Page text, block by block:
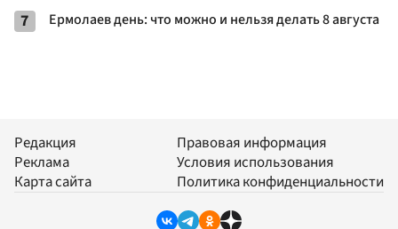
7 Ермолаев день: что можно и нельзя делать 8 августа
Редакция
Реклама
Карта сайта
Правовая информация
Условия использования
Политика конфиденциальности